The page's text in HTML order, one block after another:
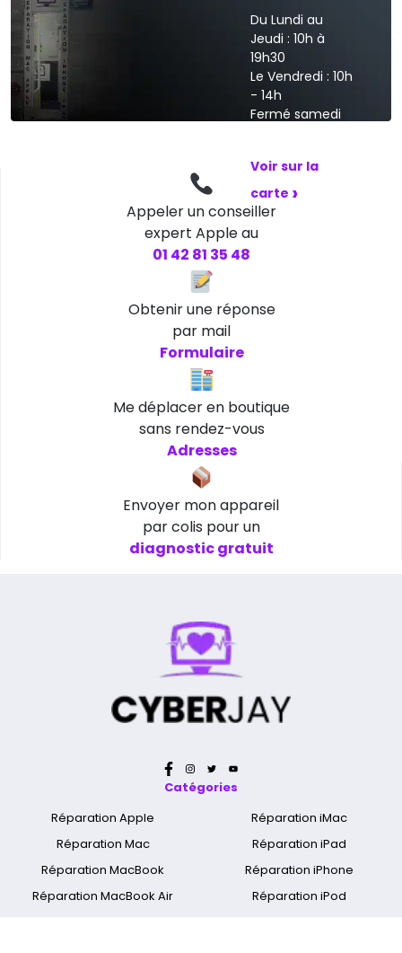
Du Lundi au
Jeudi : 10h à
19h30
Le Vendredi : 10h
- 14h
Fermé samedi
Voir sur la
carte ›
Appeler un conseiller
expert Apple au
01 42 81 35 48
Obtenir une réponse
par mail
Formulaire
Me déplacer en boutique
sans rendez-vous
Adresses
Envoyer mon appareil
par colis pour un
diagnostic gratuit
Catégories
Réparation Apple
Réparation Mac
Réparation MacBook
Réparation MacBook Air
Réparation iMac
Réparation iPad
Réparation iPhone
Réparation iPod